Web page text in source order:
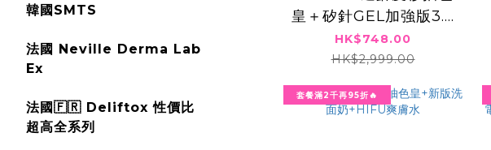
韓國SMTS
法國 Neville Derma Lab
Ex
法國🇫🇷 Deliftox 性價比
超高全系列
皇＋矽針GEL加強版3.0
＋新版爆水GEL
HK$748.00
HK$2,999.00
套餐滿2千再95折🔥